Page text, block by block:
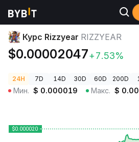
Цены криптовалют Курс Rizzyear
Курс Rizzyear RIZZYEAR
$0.00002047+7.53%
24H 7D 14D 30D 60D 200D
Мин. $ 0.000019 Макс. $